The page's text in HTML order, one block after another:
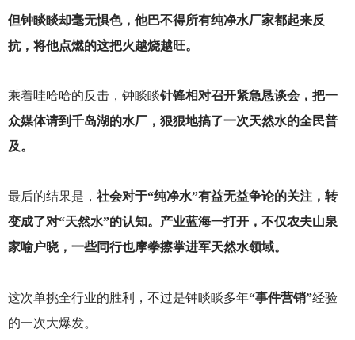
但钟睒睒却毫无惧色，他巴不得所有纯净水厂家都起来反
抗，将他点燃的这把火越烧越旺。
乘着哇哈哈的反击，钟睒睒针锋相对召开紧急恳谈会，把一
众媒体请到千岛湖的水厂，狠狠地搞了一次天然水的全民普
及。
最后的结果是， 社会对于“纯净水”有益无益争论的关注，转
变成了对“天然水”的认知。产业蓝海一打开，不仅农夫山泉
家喻户晓，一些同行也摩拳擦掌进军天然水领域。
这次单挑全行业的胜利，不过是钟睒睒多年“事件营销”经验
的一次大爆发。